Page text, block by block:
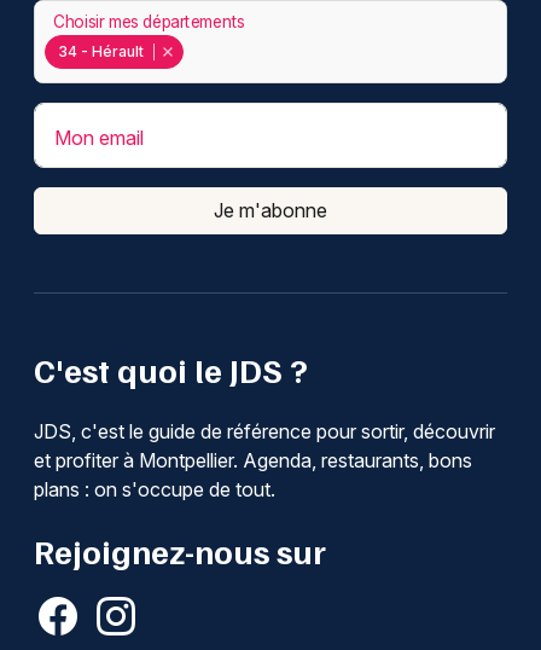
C'est quoi le JDS ?
JDS, c'est le guide de référence pour sortir, découvrir
et profiter à Montpellier. Agenda, restaurants, bons
plans : on s'occupe de tout.
Rejoignez-nous sur
34 - Hérault
Choisir mes départements
Mon email
Je m'abonne